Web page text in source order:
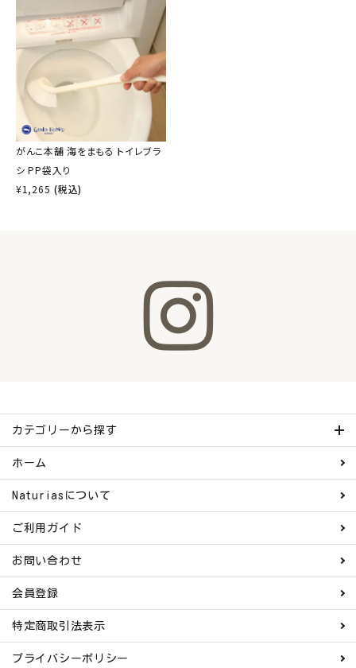
がんこ本舗 海をまもる トイレブラ
シ PP袋入り
¥1,265 (税込)
カテゴリーから探す
ホーム
Naturiasについて
ご利用ガイド
お問い合わせ
会員登録
特定商取引法表示
プライバシーポリシー